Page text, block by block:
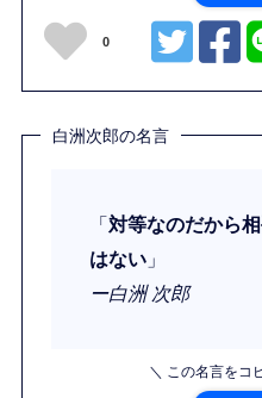
0
白洲次郎の名言
「対等なのだから
はない 」
ー白洲 次郎
＼ この名言をコ